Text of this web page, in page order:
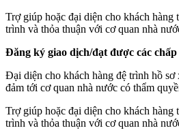
Trợ giúp hoặc đại diện cho khách hàng
trình và thỏa thuận với cơ quan nhà
Đăng ký giao dịch/đạt được các
Đại diện cho khách hàng đệ trình hồ
đảm tới cơ quan nhà nước có thẩm
Trợ giúp hoặc đại diện cho khách hàng
trình và thỏa thuận với cơ quan nhà